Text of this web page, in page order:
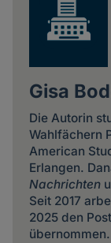
Gisa
Die Autorin
Wahlfächern
American
Erlangen.
Nachrichten
Seit 2017
2025 den
übernommen.